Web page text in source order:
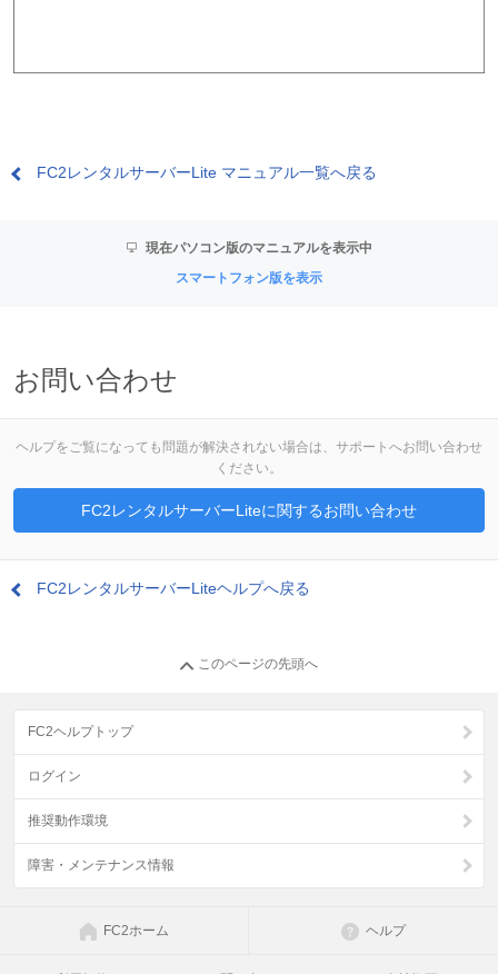
FC2レンタルサーバーLite マニュアル一覧へ戻る
現在パソコン版のマニュアルを表示中
スマートフォン版を表示
お問い合わせ
ヘルプをご覧になっても問題が解決されない場合は、サポートへお問い合わせ
ください。
FC2レンタルサーバーLiteに関するお問い合わせ
FC2レンタルサーバーLiteヘルプへ戻る
このページの先頭へ
FC2ヘルプトップ
ログイン
推奨動作環境
障害・メンテナンス情報
FC2ホーム ヘルプ